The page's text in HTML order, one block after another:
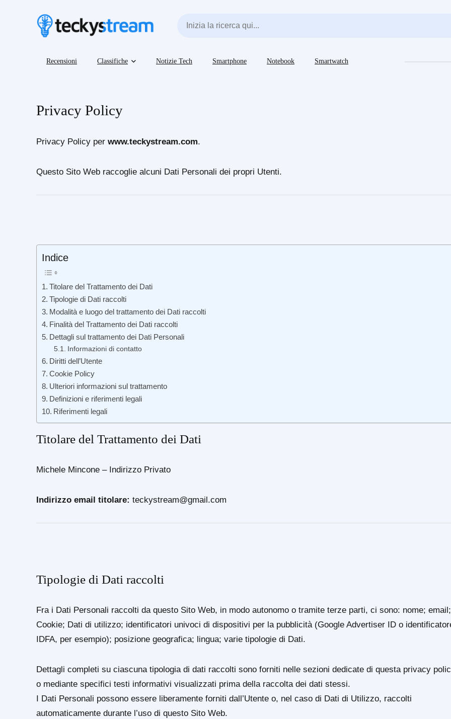
Recensioni Classifiche Notizie Tech Smartphone Notebook Smartwatch
Privacy Policy
Privacy Policy per www.teckystream.com.
Questo Sito Web raccoglie alcuni Dati Personali dei propri Utenti.
Indice
Titolare del Trattamento dei Dati
Tipologie di Dati raccolti
Modalità e luogo del trattamento dei Dati raccolti
Finalità del Trattamento dei Dati raccolti
Dettagli sul trattamento dei Dati Personali
Informazioni di contatto
Diritti dell’Utente
Cookie Policy
Ulteriori informazioni sul trattamento
Definizioni e riferimenti legali
Riferimenti legali
Titolare del Trattamento dei Dati
Michele Mincone – Indirizzo Privato
Indirizzo email titolare: teckystream@gmail.com
Tipologie di Dati raccolti
Fra i Dati Personali raccolti da questo Sito Web, in modo autonomo o tramite terze parti, ci sono: nome; email;
Cookie; Dati di utilizzo; identificatori univoci di dispositivi per la pubblicità (Google Advertiser ID o
IDFA, per esempio); posizione geografica; lingua; varie tipologie di Dati.
Dettagli completi su ciascuna tipologia di dati raccolti sono forniti nelle sezioni dedicate di questa privacy
o mediante specifici testi informativi visualizzati prima della raccolta dei dati stessi.
I Dati Personali possono essere liberamente forniti dall’Utente o, nel caso di Dati di Utilizzo, raccolti
automaticamente durante l’uso di questo Sito Web.